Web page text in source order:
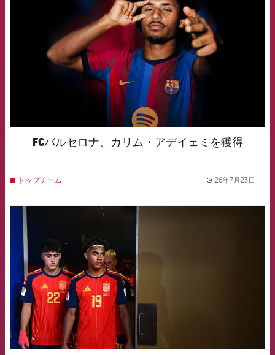
FCバルセロナ、カリム・アデイェミを獲得
トップチーム 26年7月23日
FCB Barcelona badge